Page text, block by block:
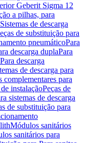
Geberit Sigma 12
a pilhas, para
Sistemas de descarga
de substituição para
pneumáticoPara
descarga duplaPara
descarga
de descarga para
complementares para
instalaçãoPeças de
sistemas de descarga
de substituição para
Módulos sanitários
sanitários para